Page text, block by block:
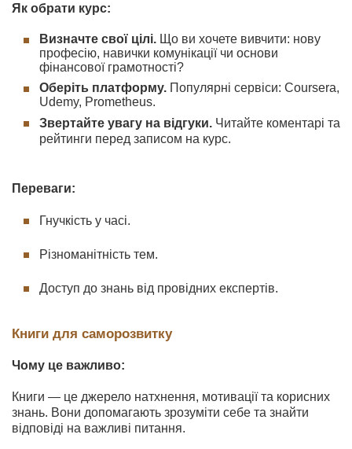
Як обрати курс:
Визначте свої цілі. Що ви хочете вивчити: нову
професію, навички комунікації чи основи
фінансової грамотності?
Оберіть платформу. Популярні сервіси: Coursera,
Udemy, Prometheus.
Звертайте увагу на відгуки. Читайте коментарі та
рейтинги перед записом на курс.
Переваги:
Гнучкість у часі.
Різноманітність тем.
Доступ до знань від провідних експертів.
Книги для саморозвитку
Чому це важливо:
Книги — це джерело натхнення, мотивації та корисних
знань. Вони допомагають зрозуміти себе та знайти
відповіді на важливі питання.